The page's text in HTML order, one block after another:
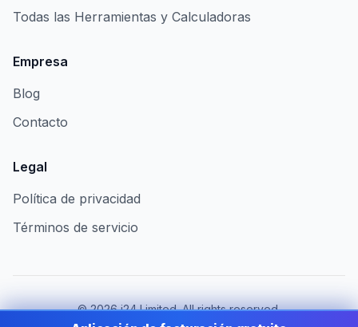
Todas las Herramientas y Calculadoras
Empresa
Blog
Contacto
Legal
Política de privacidad
Términos de servicio
©2026i24 Limited. All rights reserved.